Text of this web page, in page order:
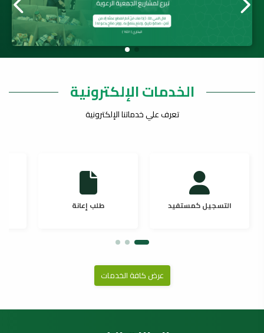
الخدمات الإلكترونية
تعرف علي خدماتنا الإلكترونية
التسجيل كمستفيد طلب إعانة
عرض كافة الخدمات